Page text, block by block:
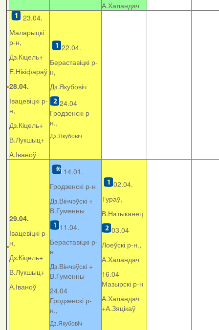
А.Халандач
23.04.
Маларыцкі
р-н,
Дз.Кіцель+
Е.Нікіфараў
28.04.
Івацевіцкі р-
н,
Дз.Кіцель+
В.Лукшыц+
А.Іваноў
22.04.
Бераставіцкі р-
н,
Дз.Якубовіч
24.04
Гродзенскі р-
н.,
Дз.Якубовіч
29.04.
Івацевіцкі р-
н,
Дз.Кіцель+
В.Лукшыц+
А.Іваноў
14.01.
Гродзенскі р-н
Дз.Вінчэўскі +
В.Гуменны
11.04.
Бераставіцкі р-
н
Дз.Вінчэўскі +
В.Гуменны
24.04
Гродзенскі р-
н.,
Дз.Якубовіч
02.04.
Тураў,
В.Натыканец
03.04
Лоеўскі р-н.,
А.Халандач
16.04
Мазырскі р-н
А.Халандач
+А.Зяцікаў